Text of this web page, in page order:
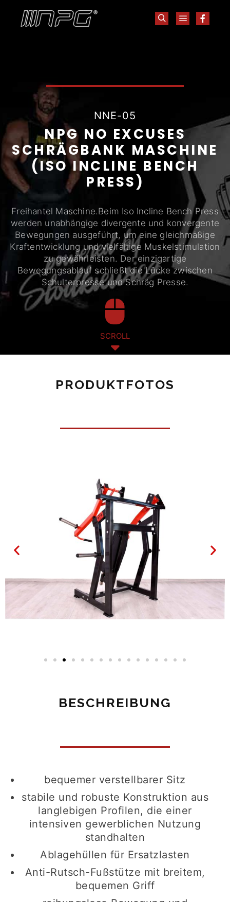
NNE-05
NPG NO EXCUSES
SCHRÄGBANK MASCHINE
(ISO INCLINE BENCH
PRESS)
Freihantel Maschine.Beim Iso Incline Bench Press
werden unabhängige divergente und konvergente
Bewegungen ausgeführt, um eine gleichmäßige
Kraftentwicklung und vielfältige Muskelstimulation
zu gewährleisten. Der einzigartige
Bewegungsablauf schließt die Lücke zwischen
Schulterpresse und Schräg Presse.
SCROLL
PRODUKTFOTOS
BESCHREIBUNG
bequemer verstellbarer Sitz
stabile und robuste Konstruktion aus
langlebigen Profilen, die einer
intensiven gewerblichen Nutzung
standhalten
Ablagehüllen für Ersatzlasten
Anti-Rutsch-Fußstütze mit breitem,
bequemen Griff